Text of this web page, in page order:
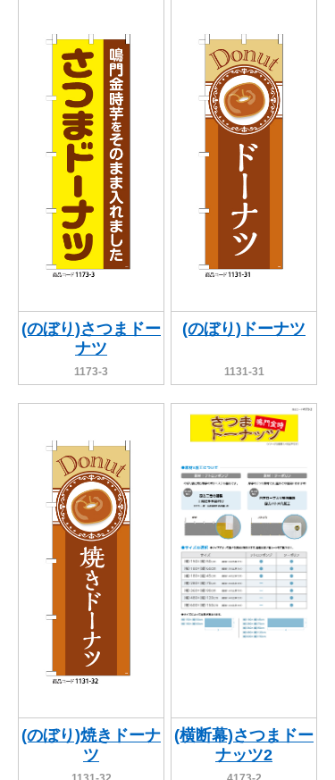
(のぼり)さつまドー
ナツ
1173-3
(のぼり)ドーナツ
1131-31
(のぼり)焼きドーナ
ツ
(横断幕)さつまドー
ナッツ2